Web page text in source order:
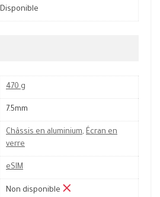
Disponible
470 g
7.5mm
Châssis en aluminium, Écran en
verre
eSIM
Non disponible